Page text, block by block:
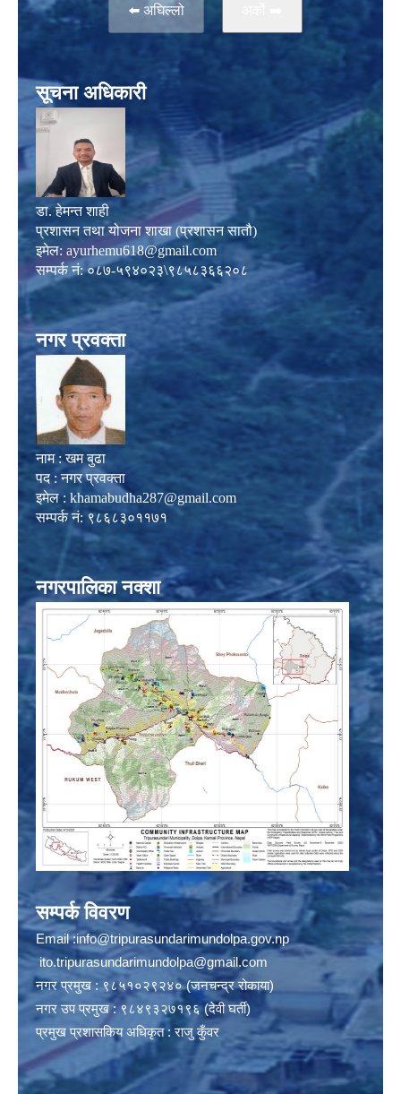
⬅️ अघिल्लो
सूचना अधिकारी
डा. हेमन्त शाही
प्रशासन तथा योजना शाखा (प्रशासन सातौ)
इमेल: ayurhemu618@gmail.com
सम्पर्क नं: ०८७-५९४०२३\९८५८३६६२०८
नगर प्रवक्ता
नाम : खम बुढा
पद : नगर प्रवक्ता
इमेल : khamabudha287@gmail.com
सम्पर्क नं: ९८६८३०११७१
नगरपालिका नक्शा
सम्पर्क विवरण
Email :info@tripurasundarimundolpa.gov.np
ito.tripurasundarimundolpa@gmail.com
नगर प्रमुख : ९८५१०२९२४० (जनचन्द्र रोकाया)
नगर उप प्रमुख : ९८४९३२७१९६ (देवी घर्ती)
प्रमुख प्रशासकिय अधिकृत : राजु कुँवर